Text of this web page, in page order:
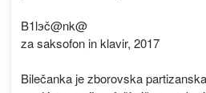
B1lэč@nk@
za saksofon in klavir, 2017
Bilečanka je zborovska